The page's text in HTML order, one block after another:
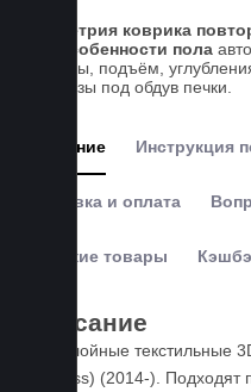
Геометрия коврика
все особенности пола
выступы, подъём,
и вырезы под обдув печки.
Описание Инструкция
Доставка и оплата
Похожие товары
Описание
Пятислойные текстильные
(C-Class) (2014-).